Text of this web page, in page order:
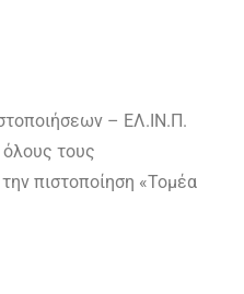
– ΕΛ.ΙΝ.Π.
τους
πιστοποίηση «Τομέα